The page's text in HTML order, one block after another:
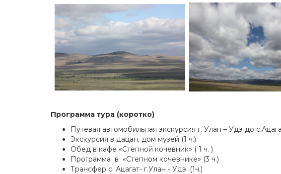
Программа тура (коротко)
Путевая автомобильная экскурсия г. Улан – Удэ до
Экскурсия в дацан, дом музей (1 ч.)
Обед в кафе «Степной кочевник» ( 1 ч. )
Программа в «Степном кочевнике» (3 ч.)
Трансфер с. Ацагат- г.Улан - Удэ. (1ч.)